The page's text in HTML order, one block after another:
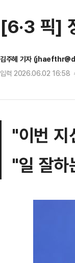
[6·3 픽]
김주혜 기자
입력 2026.06.02 16:58
"이번 지
"일 잘하